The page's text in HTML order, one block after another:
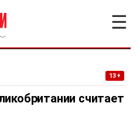
﹀
☰
13+
считает